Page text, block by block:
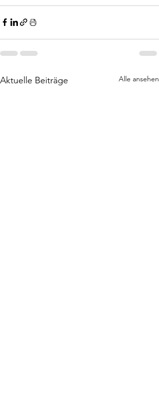
Aktuelle Beiträge Alle ansehen